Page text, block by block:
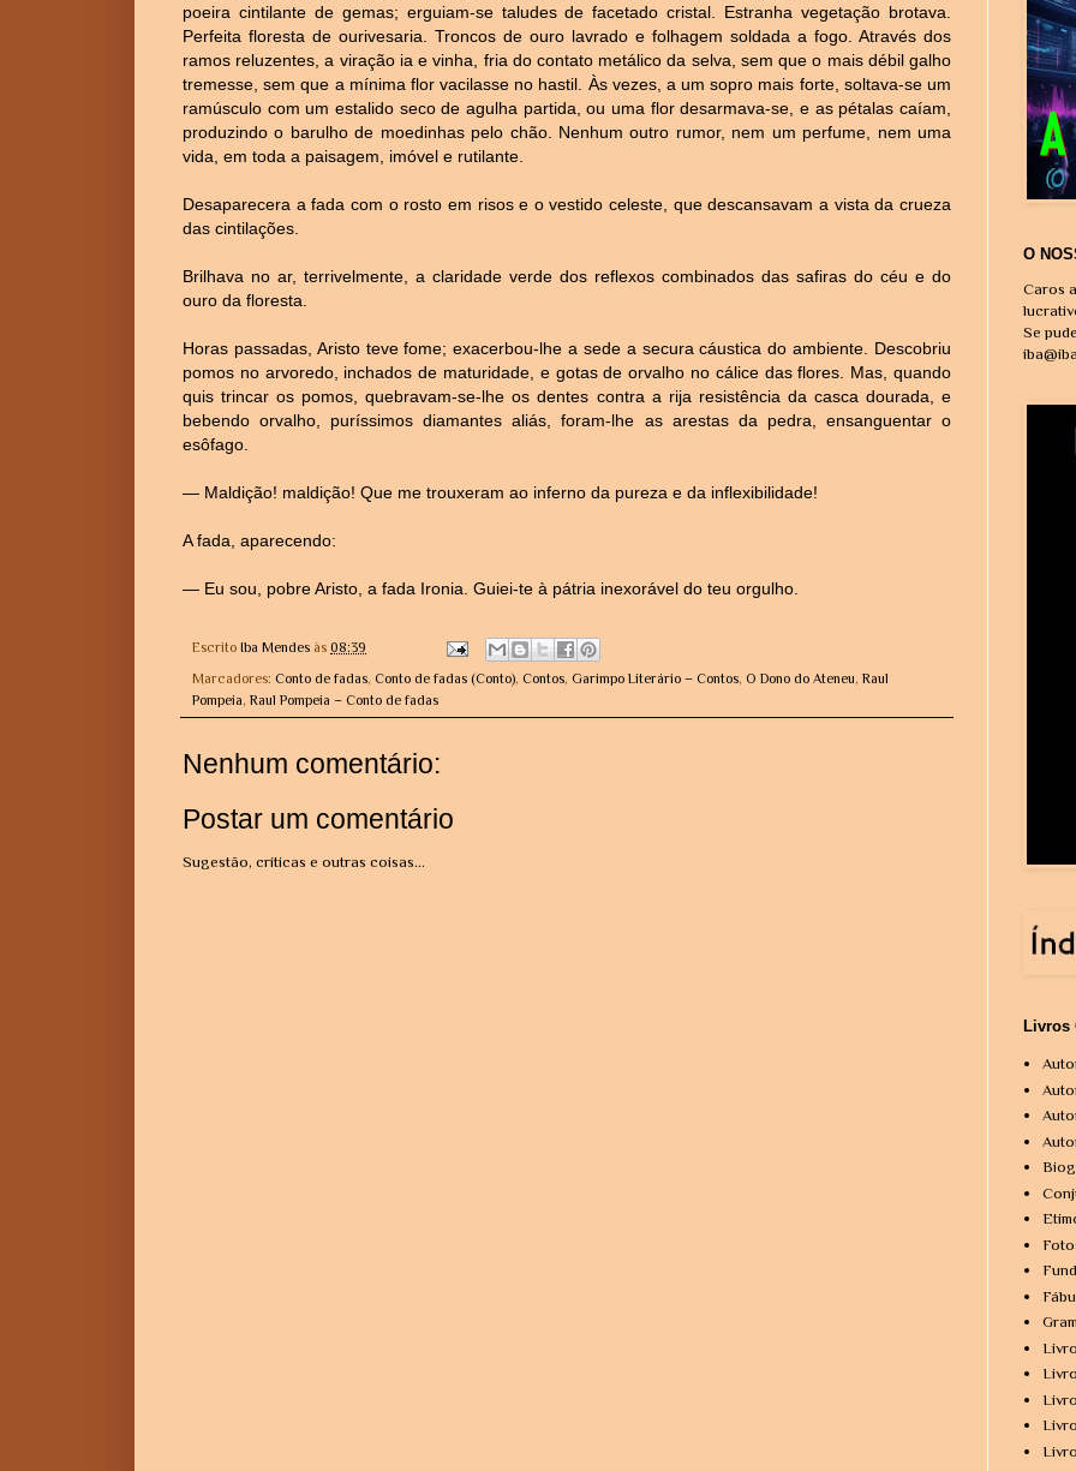
poeira cintilante de gemas; erguiam-se taludes de facetado cristal. Estranha vegetação brotava.
Perfeita floresta de ourivesaria. Troncos de ouro lavrado e folhagem soldada a fogo. Através dos
ramos reluzentes, a viração ia e vinha, fria do contato metálico da selva, sem que o mais débil galho
tremesse, sem que a mínima flor vacilasse no hastil. Às vezes, a um sopro mais forte, soltava-se um
ramúsculo com um estalido seco de agulha partida, ou uma flor desarmava-se, e as pétalas caíam,
produzindo o barulho de moedinhas pelo chão. Nenhum outro rumor, nem um perfume, nem uma
vida, em toda a paisagem, imóvel e rutilante.
Desaparecera a fada com o rosto em risos e o vestido celeste, que descansavam a vista da crueza
das cintilações.
Brilhava no ar, terrivelmente, a claridade verde dos reflexos combinados das safiras do céu e do
ouro da floresta.
Horas passadas, Aristo teve fome; exacerbou-lhe a sede a secura cáustica do ambiente. Descobriu
pomos no arvoredo, inchados de maturidade, e gotas de orvalho no cálice das flores. Mas, quando
quis trincar os pomos, quebravam-se-lhe os dentes contra a rija resistência da casca dourada, e
bebendo orvalho, puríssimos diamantes aliás, foram-lhe as arestas da pedra, ensanguentar o
esôfago.
— Maldição! maldição! Que me trouxeram ao inferno da pureza e da inflexibilidade!
A fada, aparecendo:
— Eu sou, pobre Aristo, a fada Ironia. Guiei-te à pátria inexorável do teu orgulho.
Escrito Iba Mendes às 08:39
Marcadores: Conto de fadas, Conto de fadas (Conto), Contos, Garimpo Literário – Contos, O Dono do Ateneu, Raul
Pompeia, Raul Pompeia – Conto de fadas
Nenhum comentário:
Postar um comentário
Sugestão, críticas e outras coisas...
O
Caros
Se
Livros